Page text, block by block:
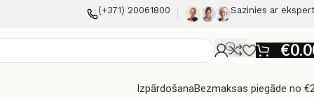
(+371) 20061800 Sazinies ar
€
IzpārdošanaBezmaksas piegāde no